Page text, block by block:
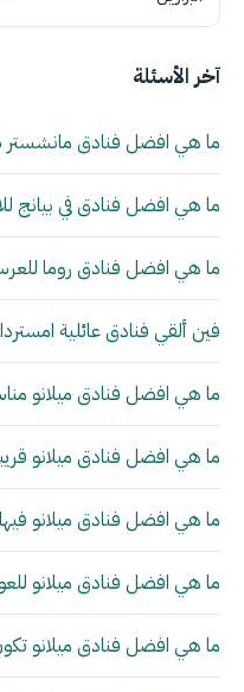
آخر الأسئلة
ما هي افضل فنادق
ما هي افضل فنادق في بيانج
ما هي افضل فنادق روما
فين ألقي فنادق عائلية
ما هي افضل فنادق ميلانو
ما هي افضل فنادق ميلانو
ما هي افضل فنادق ميلانو
ما هي افضل فنادق ميلانو
ما هي افضل فنادق ميلانو